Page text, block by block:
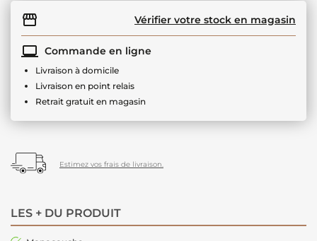
Vérifier votre stock en magasin
Commande en ligne
Livraison à domicile
Livraison en point relais
Retrait gratuit en magasin
Estimez vos frais de livraison.
LES + DU PRODUIT